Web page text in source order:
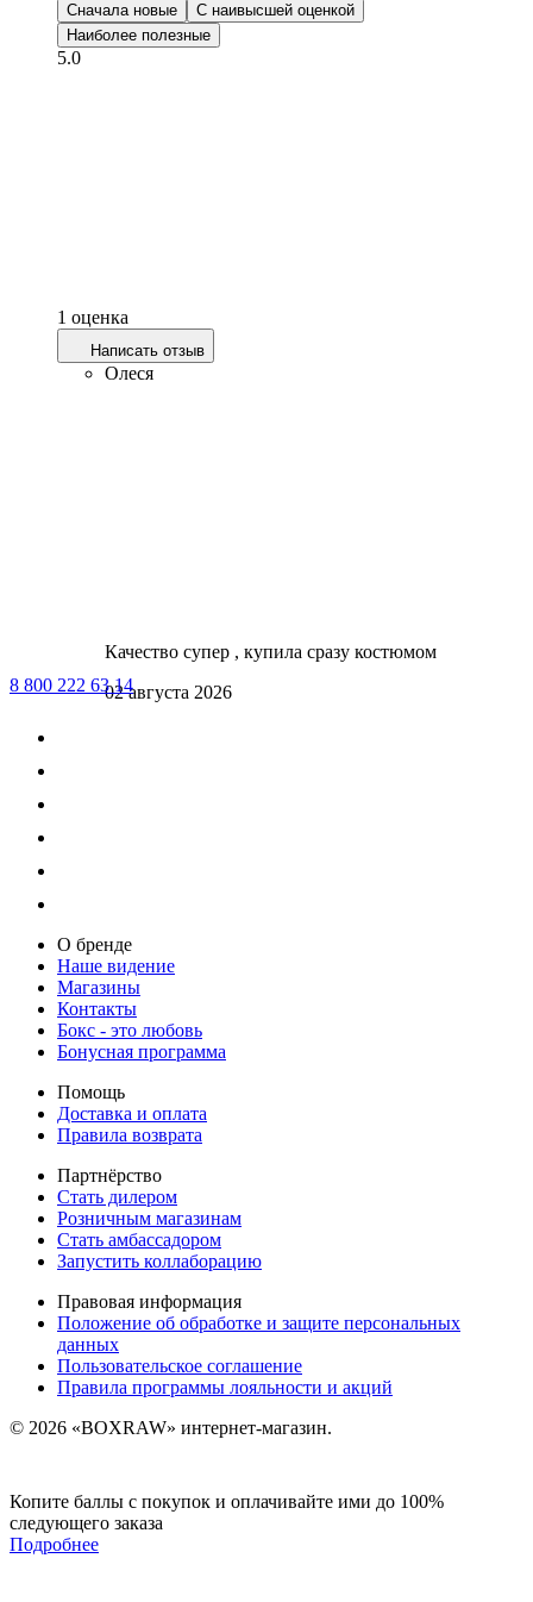
Сначала новые
С наивысшей оценкой
Наиболее полезные
5.0
1 оценка
Написать отзыв
Олеся
Качество супер , купила сразу костюмом
02 августа 2026
8 800 222 63 14
О бренде
Наше видение
Магазины
Контакты
Бокс - это любовь
Бонусная программа
Помощь
Доставка и оплата
Правила возврата
Партнёрство
Стать дилером
Розничным магазинам
Стать амбассадором
Запустить коллаборацию
Правовая информация
Положение об обработке и защите персональных
данных
Пользовательское соглашение
Правила программы лояльности и акций
© 2026 «BOXRAW» интернет-магазин.
Копите баллы с покупок и оплачивайте ими до 100%
следующего заказа
Подробнее